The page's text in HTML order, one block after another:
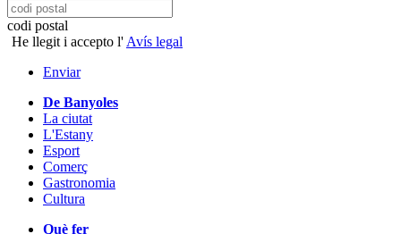
codi postal
He llegit i accepto l' Avís legal
Enviar
De Banyoles
La ciutat
L'Estany
Esport
Comerç
Gastronomia
Cultura
Què fer